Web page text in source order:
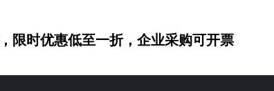
限时优惠低至一折，企业采购可开票